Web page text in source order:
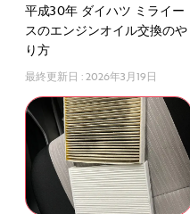
平成30年 ダイハツ ミライー
スのエンジンオイル交換のや
り方
最終更新日 :2026年3月19日